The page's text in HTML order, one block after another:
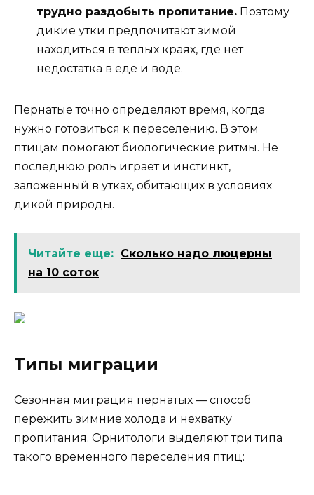
трудно раздобыть пропитание. Поэтому
дикие утки предпочитают зимой
находиться в теплых краях, где нет
недостатка в еде и воде.
Пернатые точно определяют время, когда
нужно готовиться к переселению. В этом
птицам помогают биологические ритмы. Не
последнюю роль играет и инстинкт,
заложенный в утках, обитающих в условиях
дикой природы.
Читайте еще: Сколько надо люцерны
на 10 соток
Типы миграции
Сезонная миграция пернатых — способ
пережить зимние холода и нехватку
пропитания. Орнитологи выделяют три типа
такого временного переселения птиц: